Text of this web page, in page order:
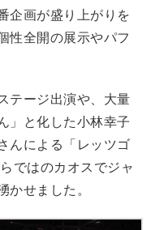
企画が盛り上がりを
性全開の展示やパフ
テージ出演や、大量
」と化した小林幸子
んによる「レッツゴ
ではのカオスでジャ
かせました。